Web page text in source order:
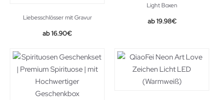
Liebesschlösser mit Gravur
16.90€
Light Boxen
Original
19.98€Current